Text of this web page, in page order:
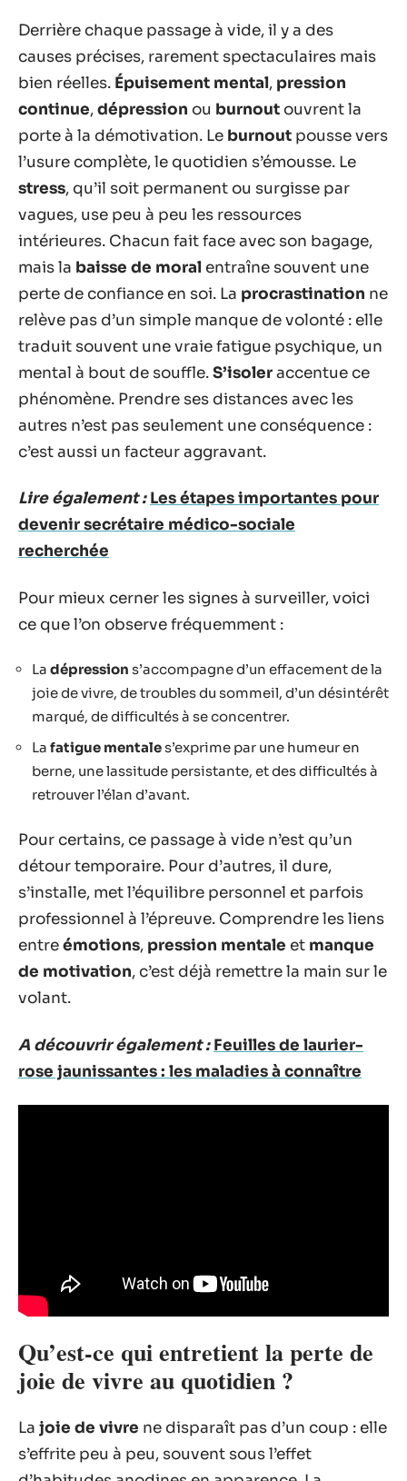
Derrière chaque passage à vide, il y a des
causes précises, rarement spectaculaires mais
bien réelles. Épuisement mental, pression
continue,dépression ou burnout ouvrent la
porte à la démotivation. Le burnout pousse vers
l’usure complète, le quotidien s’émousse. Le
stress, qu’il soit permanent ou surgisse par
vagues, use peu à peu les ressources
intérieures. Chacun fait face avec son bagage,
mais la baisse de moral entraîne souvent une
perte de confiance en soi. La procrastination ne
relève pas d’un simple manque de volonté : elle
traduit souvent une vraie fatigue psychique, un
mental à bout de souffle.S’isoleraccentue ce
phénomène. Prendre ses distances avec les
autres n’est pas seulement une conséquence :
c’est aussi un facteur aggravant.
Lire également : Les étapes importantes pour
devenir secrétaire médico-sociale
recherchée
Pour mieux cerner les signes à surveiller, voici
ce que l’on observe fréquemment :
La dépression s’accompagne d’un effacement de la
joie de vivre, de troubles du sommeil, d’un désintérêt
marqué, de difficultés à se concentrer.
La fatigue mentales’exprime par une humeur en
berne, une lassitude persistante, et des difficultés à
retrouver l’élan d’avant.
Pour certains, ce passage à vide n’est qu’un
détour temporaire. Pour d’autres, il dure,
s’installe, met l’équilibre personnel et parfois
professionnel à l’épreuve. Comprendre les liens
entreémotions, pression mentale et manque
de motivation, c’est déjà remettre la main sur le
volant.
A découvrir également : Feuilles de laurier-
rose jaunissantes : les maladies à connaître
Qu’est-ce qui entretient la perte de
joie de vivre au quotidien ?
La joie de vivre ne disparaît pas d’un coup : elle
s’effrite peu à peu, souvent sous l’effet